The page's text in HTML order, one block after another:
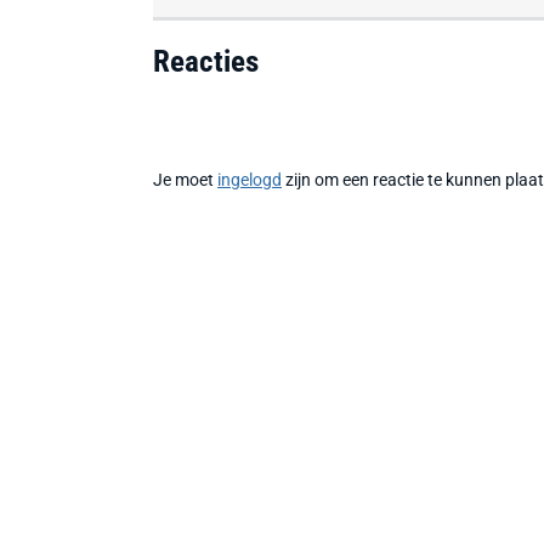
Reacties
Je moet ingelogd zijn om een reactie te kunnen